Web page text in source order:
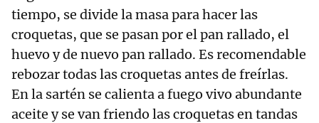
tiempo, se divide la masa para hacer las
croquetas, que se pasan por el pan rallado, el
huevo y de nuevo pan rallado. Es recomendable
rebozar todas las croquetas antes de freírlas.
En la sartén se calienta a fuego vivo abundante
aceite y se van friendo las croquetas en tandas